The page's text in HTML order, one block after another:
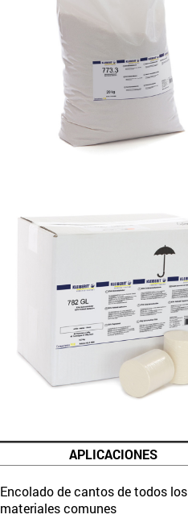
APLICACIONES
Encolado de cantos de todos los
materiales comunes